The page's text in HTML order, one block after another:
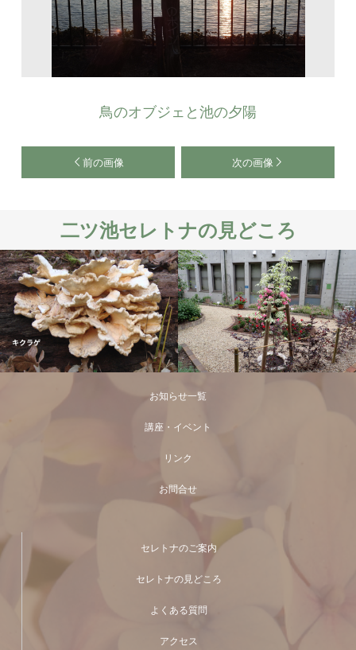
鳥のオブジェと池の夕陽
前の画像 次の画像
二ツ池セレトナの見どころ
お知らせ一覧
講座・イベント
リンク
お問合せ
セレトナのご案内
セレトナの見どころ
よくある質問
アクセス